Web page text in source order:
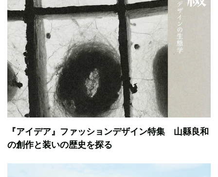
『アイデア』ファッションデザイン特集 山縣良和
の創作と装いの歴史を探る